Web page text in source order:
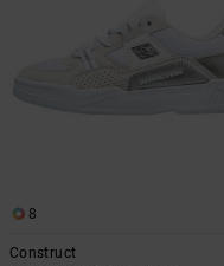
8
Construct